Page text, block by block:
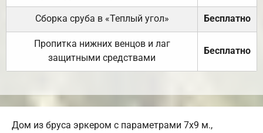
Сборка сруба в «Теплый угол» Бесплатно
Пропитка нижних венцов и лаг
защитными средствами
Бесплатно
Дом из бруса эркером с параметрами 7х9 м.,